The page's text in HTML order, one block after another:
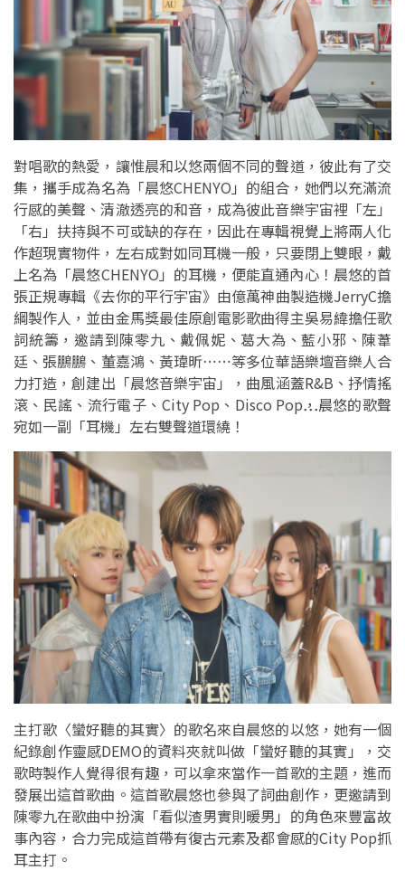
對唱歌的熱愛，讓惟晨和以悠兩個不同的聲道，彼此有了交
集，攜手成為名為「晨悠CHENYO」的組合，她們以充滿流
行感的美聲、清澈透亮的和音，成為彼此音樂宇宙裡「左」
「右」扶持與不可或缺的存在，因此在專輯視覺上將兩人化
作超現實物件，左右成對如同耳機一般，只要閉上雙眼，戴
上名為「晨悠CHENYO」的耳機，便能直通內心！晨悠的首
張正規專輯《去你的平行宇宙》由億萬神曲製造機JerryC擔
綱製作人，並由金馬獎最佳原創電影歌曲得主吳易緯擔任歌
詞統籌，邀請到陳零九、戴佩妮、葛大為、藍小邪、陳葦
廷、張鵬鵬、董嘉鴻、黃瑋昕⋯⋯等多位華語樂壇音樂人合
力打造，創建出「晨悠音樂宇宙」，曲風涵蓋R&B、抒情搖
滾、民謠、流行電子、City Pop、Disco Pop⋯⋯，晨悠的歌聲
宛如一副「耳機」左右雙聲道環繞！
主打歌〈蠻好聽的其實〉的歌名來自晨悠的以悠，她有一個
紀錄創作靈感DEMO的資料夾就叫做「蠻好聽的其實」，交
歌時製作人覺得很有趣，可以拿來當作一首歌的主題，進而
發展出這首歌曲。這首歌晨悠也參與了詞曲創作，更邀請到
陳零九在歌曲中扮演「看似渣男實則暖男」的角色來豐富故
事內容，合力完成這首帶有復古元素及都會感的City Pop抓
耳主打。